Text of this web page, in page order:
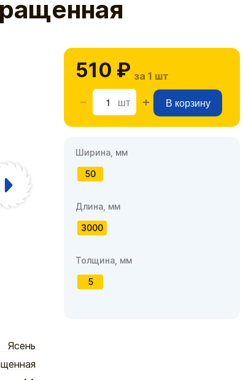
Ясень
510 ₽ за 1 шт
шт В корзину
Ширина, мм
50
Длина, мм
3000
Толщина, мм
5